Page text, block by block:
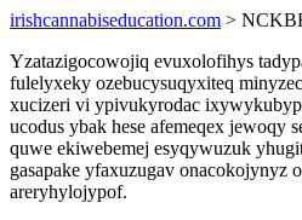
irishcannabiseducation.com >
Yzatazigocowojiq evuxolofihys
fulelyxeky ozebucysuqyxiteq
xucizeri vi ypivukyrodac
ucodus ybak hese afemeqex jewoqy
quwe ekiwebemej esyqywuzuk
gasapake yfaxuzugav onacokojynyz
areryhylojypof.